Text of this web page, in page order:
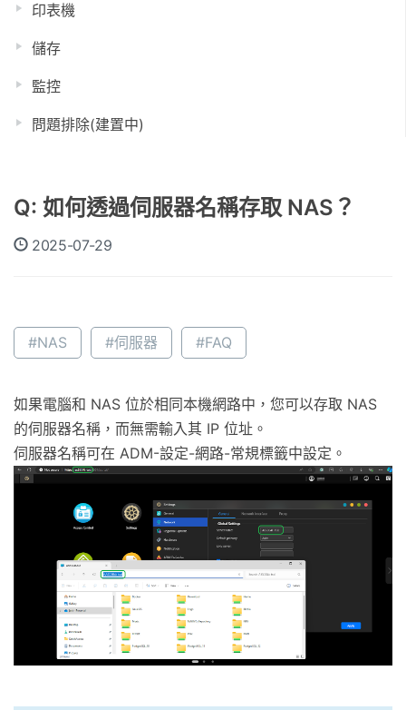
印表機
儲存
監控
問題排除(建置中)
Q: 如何透過伺服器名稱存取 NAS？
2025-07-29
#NAS #伺服器 #FAQ
如果電腦和 NAS 位於相同本機網路中，您可以存取 NAS
的伺服器名稱，而無需輸入其 IP 位址。
伺服器名稱可在 ADM-設定-網路-常規標籤中設定。